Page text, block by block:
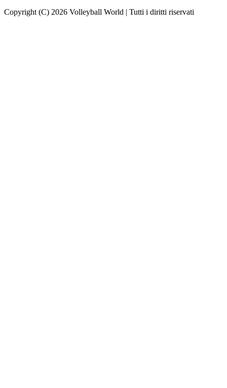
Copyright (C) 2026 Volleyball World | Tutti i diritti riservati